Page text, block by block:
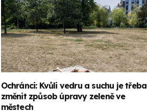
Ochránci: Kvůli vedru a suchu je třeba
změnit způsob úpravy zeleně ve
městech